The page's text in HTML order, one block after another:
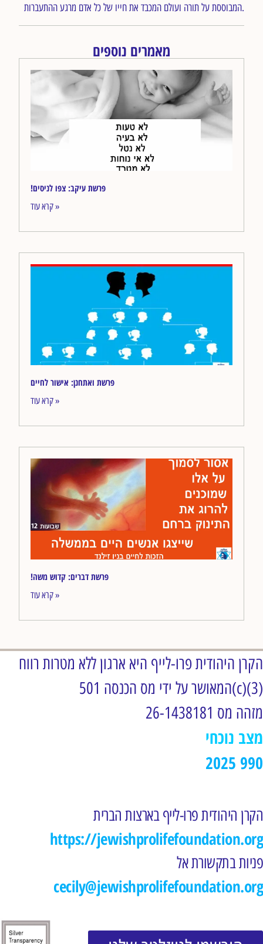
המבוססת על תורה ועולם המכבד את חייו של כל אדם מרגע ההתעברות.
מאמרים נוספים
!פרשת עיקב: צפו לניסים
קרא עוד »
פרשת ואתחנן: אישור לחיים
קרא עוד »
!פרשת דברים: קדוש משה
קרא עוד »
הקרן היהודית פרו-לייף היא ארגון ללא מטרות רווח
המאושר על ידי מס הכנסה 501(c)(3)
מזהה מס 26-1438181
מצב נוכחי
2025 990
הקרן היהודית פרו-לייף בארצות הברית
https://jewishprolifefoundation.org
פניות בתקשורת אל
cecily@jewishprolifefoundation.org